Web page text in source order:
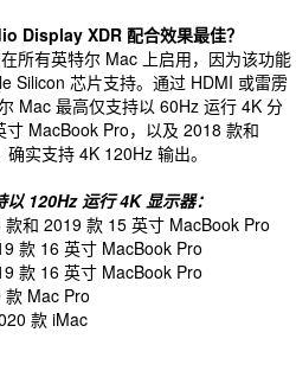
Display XDR 配合效果最佳？
所有英特尔 Mac 上启用，因为该功能
Silicon 芯片支持。通过 HDMI 或雷雳
Mac 最高仅支持以 60Hz 运行 4K 分
MacBook Pro，以及 2018 款和
实支持 4K 120Hz 输出。
120Hz 运行 4K 显示器：
和 2019 款 15 英寸 MacBook Pro
款 16 英寸 MacBook Pro
款 16 英寸 MacBook Pro
Mac Pro
款 iMac